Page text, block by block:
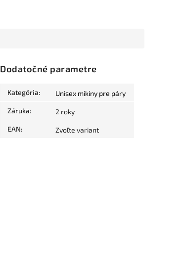
Dodatočné parametre
Kategória: Unisex mikiny pre páry
Záruka: 2 roky
EAN: Zvoľte variant